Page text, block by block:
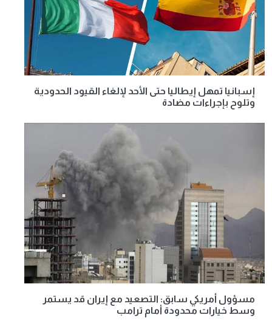
إسبانيا تمهل إيطاليا حتى الأحد لإلغاء القيود الحدودية
وتلوح بإجراءات مضادة
مسؤول أمريكي سابق: التصعيد مع إيران قد يستمر
وسط خيارات محدودة أمام ترامب